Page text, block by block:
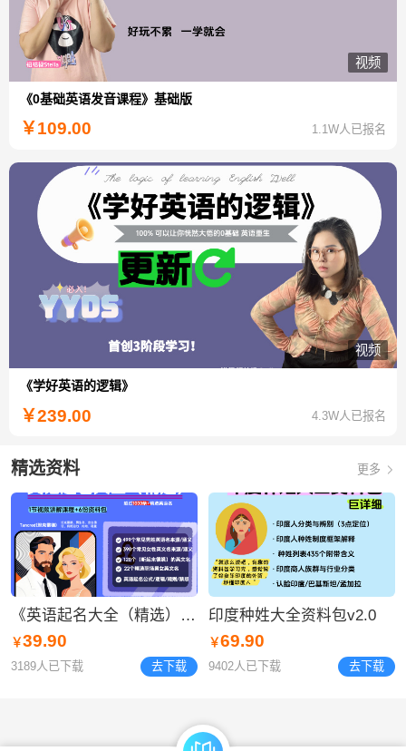
视频
《0基础英语发音课程》基础版
￥109.00 1.1W人已报名
视频
《学好英语的逻辑》
￥239.00 4.3W人已报名
精选资料 更多
《英语起名大全（精选）》资料包
￥39.90
3189人已下载 去下载
​印度种姓大全资料包v2.0
￥69.90
9402人已下载 去下载